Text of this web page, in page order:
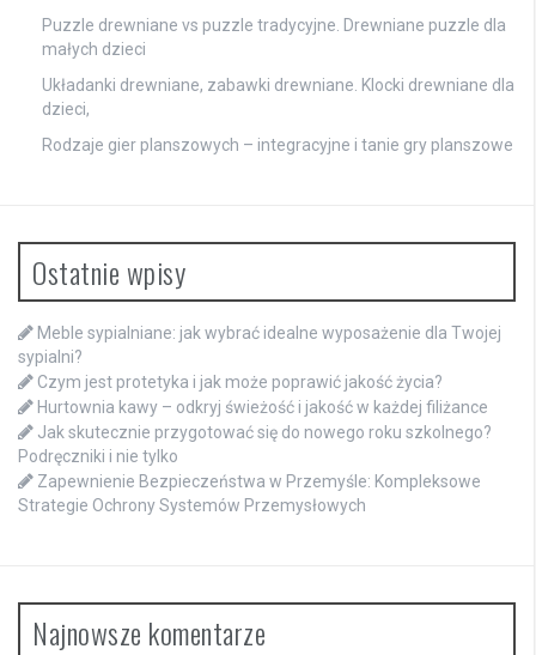
Puzzle drewniane vs puzzle tradycyjne. Drewniane puzzle dla
małych dzieci
Układanki drewniane, zabawki drewniane. Klocki drewniane dla
dzieci,
Rodzaje gier planszowych – integracyjne i tanie gry planszowe
Ostatnie wpisy
Meble sypialniane: jak wybrać idealne wyposażenie dla Twojej
sypialni?
Czym jest protetyka i jak może poprawić jakość życia?
Hurtownia kawy – odkryj świeżość i jakość w każdej filiżance
Jak skutecznie przygotować się do nowego roku szkolnego?
Podręczniki i nie tylko
Zapewnienie Bezpieczeństwa w Przemyśle: Kompleksowe
Strategie Ochrony Systemów Przemysłowych
Najnowsze komentarze